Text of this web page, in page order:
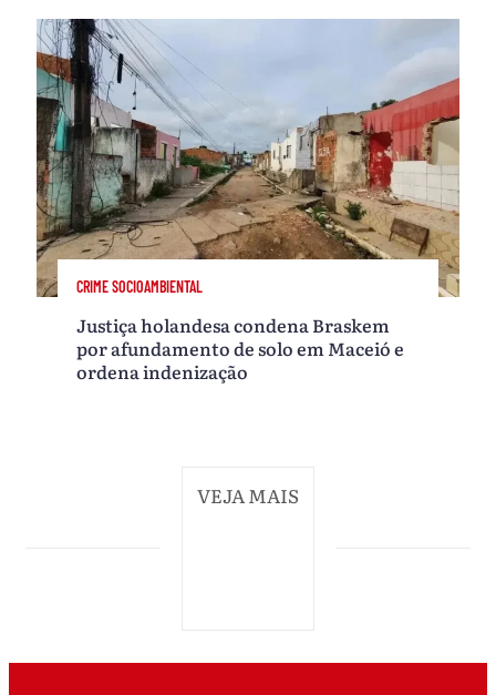
CRIME SOCIOAMBIENTAL
Justiça holandesa condena Braskem
por afundamento de solo em Maceió e
ordena indenização
VEJA MAIS